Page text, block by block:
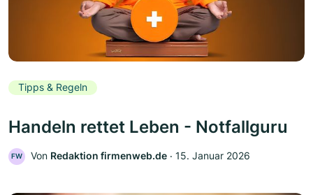
Tipps & Regeln
Handeln rettet Leben - Notfallguru
FW Von Redaktion firmenweb.de ‧ 15. Januar 2026